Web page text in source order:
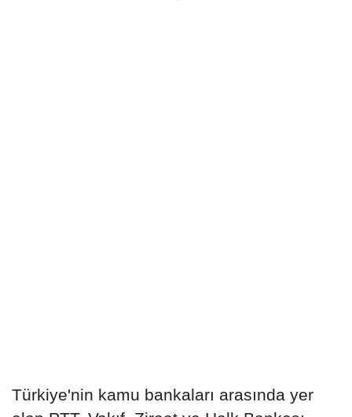
Türkiye'nin kamu bankaları arasında yer